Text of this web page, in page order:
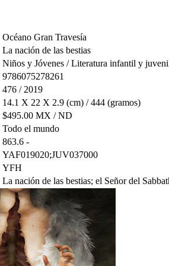
Océano Gran Travesía
La nación de las bestias
Niños y Jóvenes / Literatura infantil y
9786075278261
476 / 2019
14.1 X 22 X 2.9 (cm) / 444 (gramos)
$495.00 MX / ND
Todo el mundo
863.6 -
YAF019020;JUV037000
YFH
La nación de las bestias; el Señor del